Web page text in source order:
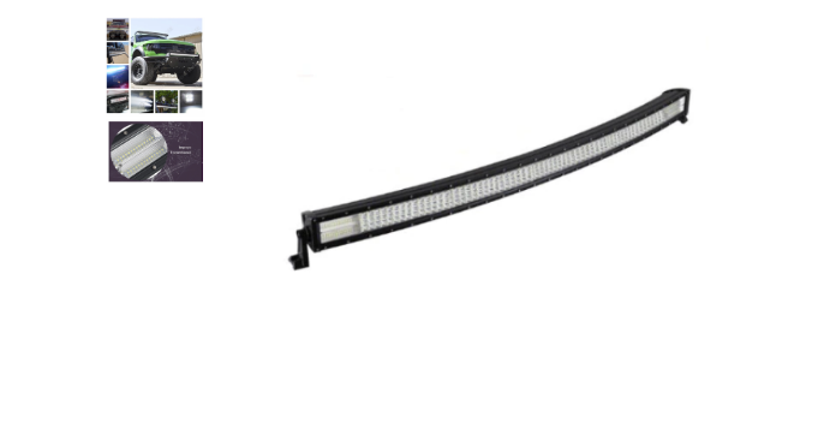
Led Bar & Proiectoare Auto
Proiectoare Auto,Atv,Moto
Camere Video Supraveghere
Compresoare & Generatoare